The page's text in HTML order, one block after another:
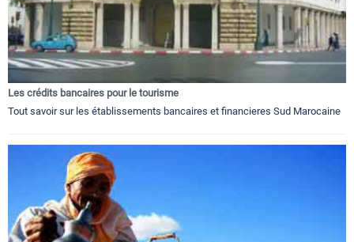
Les crédits bancaires pour le tourisme
Tout savoir sur les établissements bancaires et financieres Sud Marocaine